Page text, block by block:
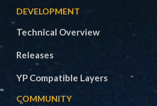
DEVELOPMENT
Technical Overview
Releases
YP Compatible Layers
COMMUNITY